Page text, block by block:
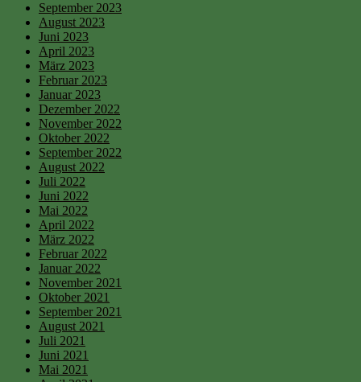
September 2023
August 2023
Juni 2023
April 2023
März 2023
Februar 2023
Januar 2023
Dezember 2022
November 2022
Oktober 2022
September 2022
August 2022
Juli 2022
Juni 2022
Mai 2022
April 2022
März 2022
Februar 2022
Januar 2022
November 2021
Oktober 2021
September 2021
August 2021
Juli 2021
Juni 2021
Mai 2021